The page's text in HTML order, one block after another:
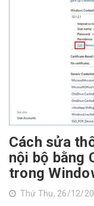
Cách sửa
nội bộ bằng
trong
Thứ Thu, 26/12/